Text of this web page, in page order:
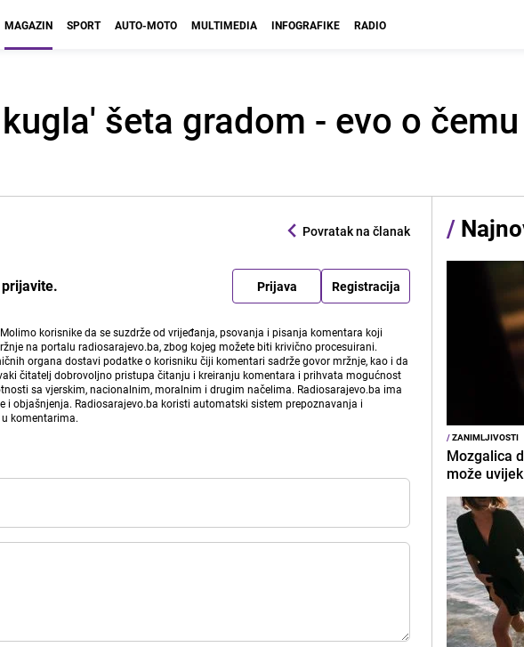
MAGAZIN SPORT AUTO-MOTO MULTIMEDIA INFOGRAFIKE RADIO
šeta gradom - evo o čemu
Povratak na članak
Prijava Registracija
korisnike da se suzdrže od vrijeđanja, psovanja i pisanja komentara koji
na portalu radiosarajevo.ba, zbog kojeg možete biti krivično procesuirani.
organa dostavi podatke o korisniku čiji komentari sadrže govor mržnje, kao i da
čitatelj dobrovoljno pristupa čitanju i kreiranju komentara i prihvata mogućnost
sa vjerskim, nacionalnim, moralnim i drugim načelima. Radiosarajevo.ba ima
i objašnjenja. Radiosarajevo.ba koristi automatski sistem prepoznavanja i
komentarima.
/
/ZANIMLJIVOSTI
Mozgalica
može